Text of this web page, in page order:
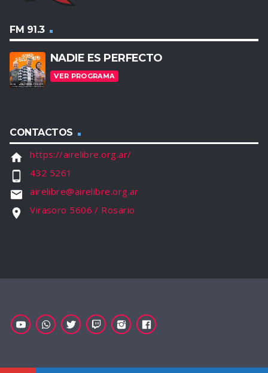
FM 91.3
NADIE ES PERFECTO
VER PROGRAMA
CONTACTOS
home https://airelibre.org.ar/
phone_android 432 5261
email airelibre@airelibre.org.ar
location_on Virasoro 5606 / Rosario